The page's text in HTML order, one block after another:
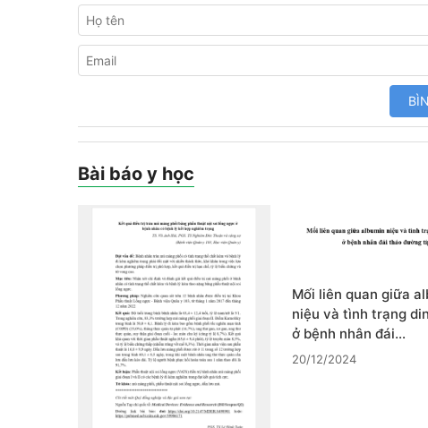
Bài báo y học
Mối liên quan giữa
niệu và tình trạng
ở bệnh nhân đái…
20/12/2024